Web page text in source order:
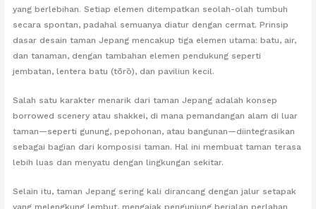
yang berlebihan. Setiap elemen ditempatkan seolah-olah tumbuh
secara spontan, padahal semuanya diatur dengan cermat. Prinsip
dasar desain taman Jepang mencakup tiga elemen utama: batu, air,
dan tanaman, dengan tambahan elemen pendukung seperti
jembatan, lentera batu (tōrō), dan paviliun kecil.
Salah satu karakter menarik dari taman Jepang adalah konsep
borrowed scenery atau shakkei, di mana pemandangan alam di luar
taman—seperti gunung, pepohonan, atau bangunan—diintegrasikan
sebagai bagian dari komposisi taman. Hal ini membuat taman terasa
lebih luas dan menyatu dengan lingkungan sekitar.
Selain itu, taman Jepang sering kali dirancang dengan jalur setapak